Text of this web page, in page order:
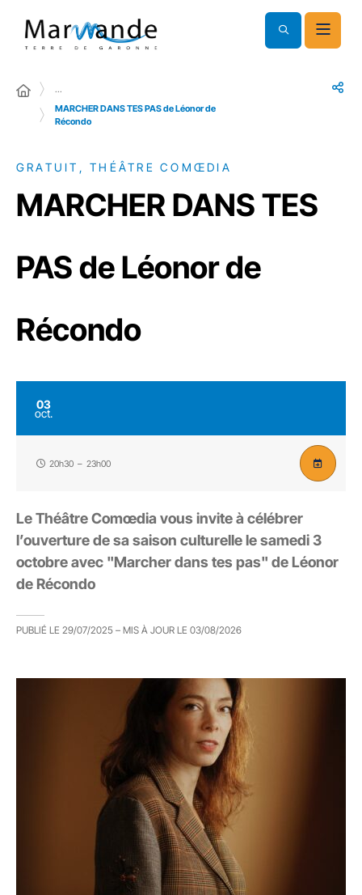
…
MARCHER DANS TES PAS de Léonor de
Récondo
GRATUIT, THÉÂTRE COMŒDIA
MARCHER DANS TES
PAS de Léonor de
Récondo
03
oct.
20h30 – 23h00
Le Théâtre Comœdia vous invite à célébrer
l’ouverture de sa saison culturelle le samedi 3
octobre avec "Marcher dans tes pas" de Léonor
de Récondo
PUBLIÉ LE 29/07/2025 – MIS À JOUR LE 03/08/2026